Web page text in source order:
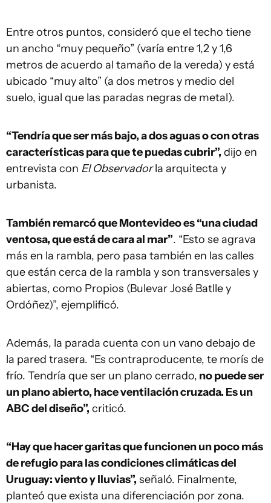
Entre otros puntos, consideró que el techo tiene
un ancho “muy pequeño” (varía entre 1,2 y 1,6
metros de acuerdo al tamaño de la vereda) y está
ubicado “muy alto” (a dos metros y medio del
suelo, igual que las paradas negras de metal).
“Tendría que ser más bajo, a dos aguas o con otras
características para que te puedas cubrir”, dijo en
entrevista con El Observadorla arquitecta y
urbanista.
También remarcó que Montevideo es “una ciudad
ventosa, que está de cara al mar”. “Esto se agrava
más en la rambla, pero pasa también en las calles
que están cerca de la rambla y son transversales y
abiertas, como Propios (Bulevar José Batlle y
Ordóñez)”, ejemplificó.
Además, la parada cuenta con un vano debajo de
la pared trasera. “Es contraproducente, te morís de
frío. Tendría que ser un plano cerrado, no puede ser
un plano abierto, hace ventilación cruzada. Es un
ABC del diseño”, criticó.
“Hay que hacer garitas que funcionen un poco más
de refugio para las condiciones climáticas del
Uruguay: viento y lluvias”, señaló. Finalmente,
planteó que exista una diferenciación por zona.